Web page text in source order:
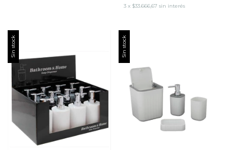
3 x $33.666,67 sin interés
Sin stock Sin stock